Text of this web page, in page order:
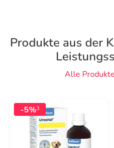
Produkte aus der
Alle
-5%3